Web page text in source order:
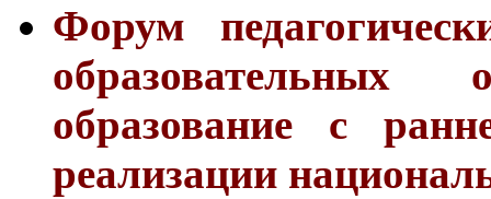
Форум
образовательных
образование с
реализации